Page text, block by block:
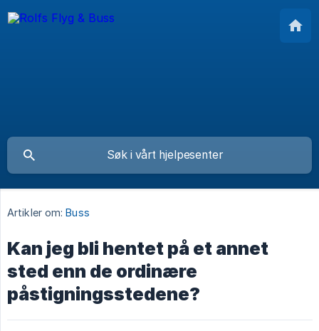
Artikler om: Buss
Kan jeg bli hentet på et annet
sted enn de ordinære
påstigningsstedene?